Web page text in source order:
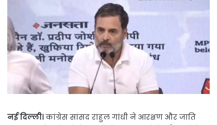
नई दिल्ली।कांग्रेस सांसद राहुल गांधी ने आरक्षण और जाति